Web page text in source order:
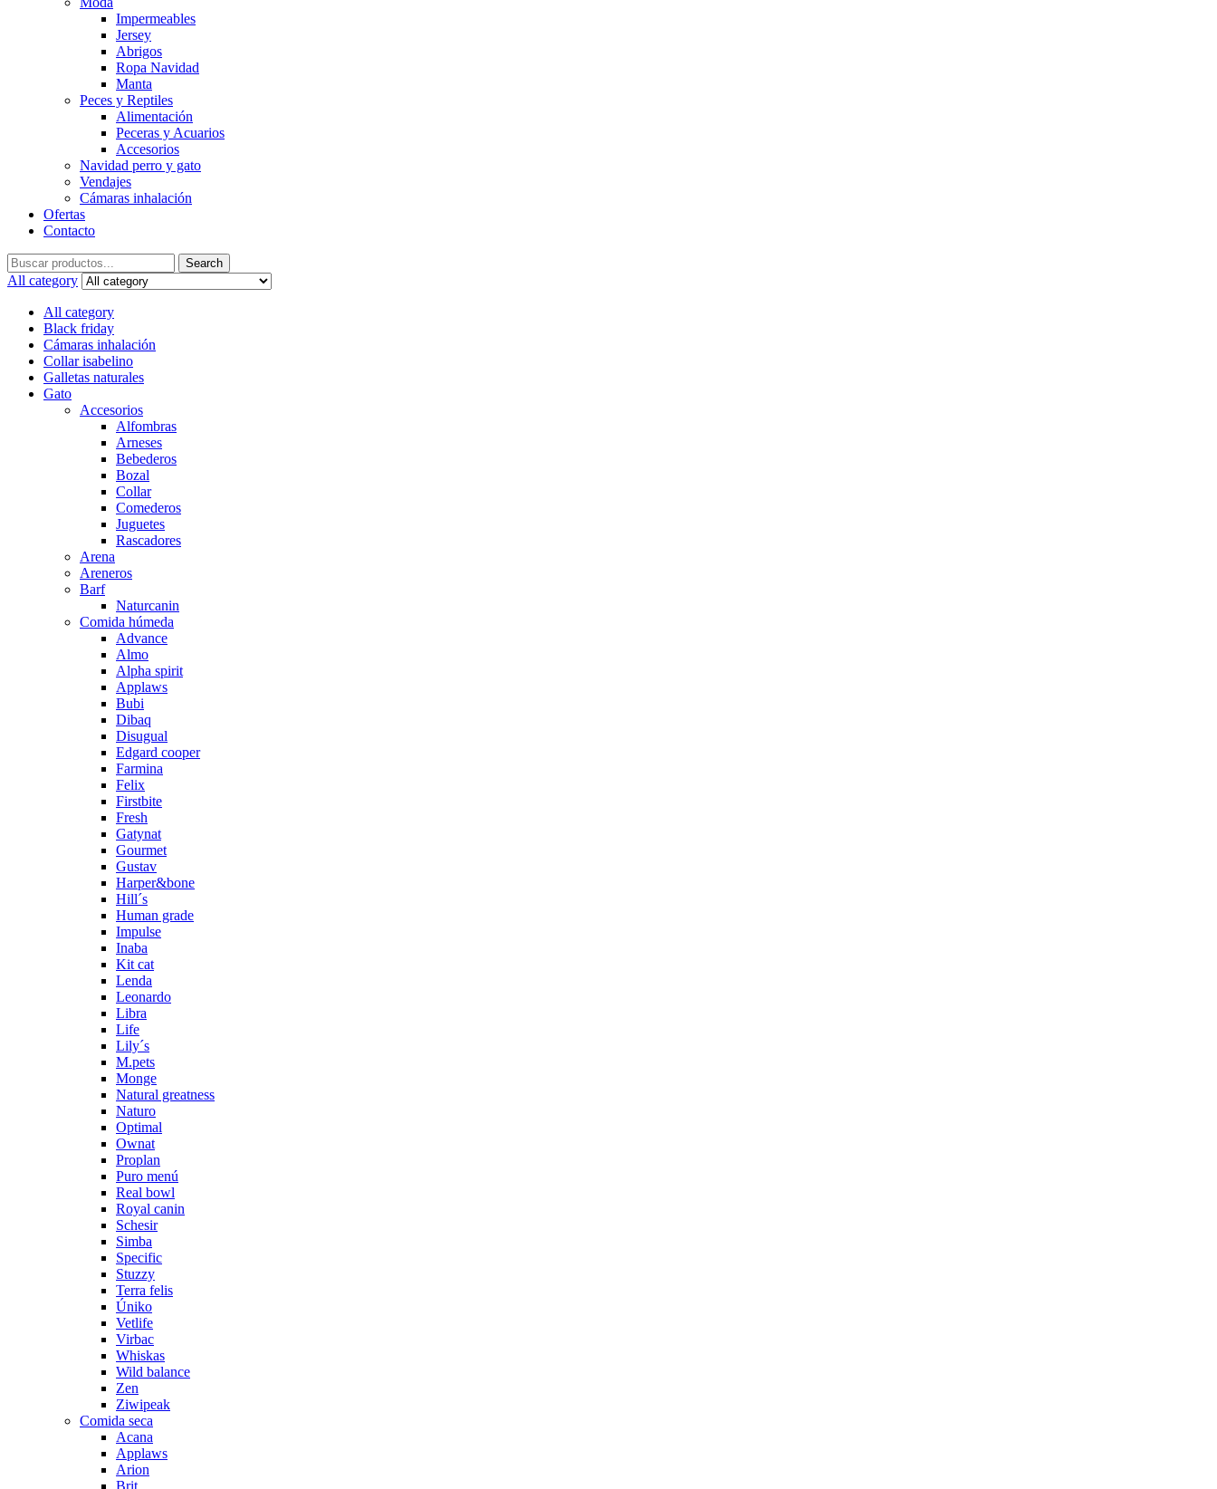
Impermeables
Jersey
Abrigos
Ropa Navidad
Manta
Peces y Reptiles
Alimentación
Peceras y Acuarios
Accesorios
Navidad perro y gato
Vendajes
Cámaras inhalación
Ofertas
Contacto
Search
for:
Search
All category
All category
Black friday
Cámaras inhalación
Collar isabelino
Galletas naturales
Gato
Accesorios
Alfombras
Arneses
Bebederos
Bozal
Collar
Comederos
Juguetes
Rascadores
Arena
Areneros
Barf
Naturcanin
Comida húmeda
Advance
Almo
Alpha spirit
Applaws
Bubi
Dibaq
Disugual
Edgard cooper
Farmina
Felix
Firstbite
Fresh
Gatynat
Gourmet
Gustav
Harper&bone
Hill´s
Human grade
Impulse
Inaba
Kit cat
Lenda
Leonardo
Libra
Life
Lily´s
M.pets
Monge
Natural greatness
Naturo
Optimal
Ownat
Proplan
Puro menú
Real bowl
Royal canin
Schesir
Simba
Specific
Stuzzy
Terra felis
Úniko
Vetlife
Virbac
Whiskas
Wild balance
Zen
Ziwipeak
Comida seca
Acana
Applaws
Arion
Brit